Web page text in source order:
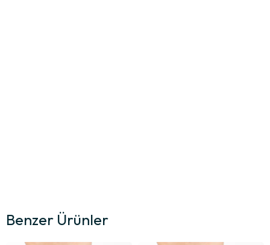
Benzer Ürünler